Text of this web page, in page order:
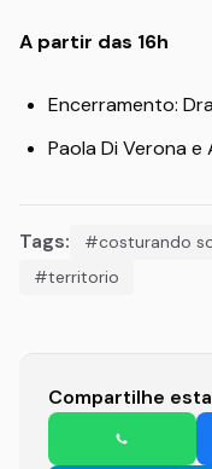
A partir das 16h
Encerramento:
Paola Di Verona e
Tags: #costurando
#territorio
Compartilhe